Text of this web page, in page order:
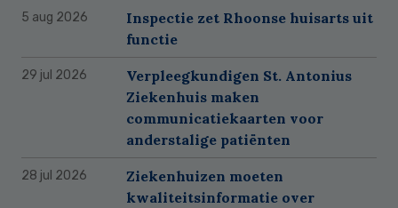
5 aug 2026
Inspectie zet Rhoonse huisarts uit
functie
29 jul 2026
Verpleegkundigen St. Antonius
Ziekenhuis maken
communicatiekaarten voor
anderstalige patiënten
28 jul 2026
Ziekenhuizen moeten
kwaliteitsinformatie over